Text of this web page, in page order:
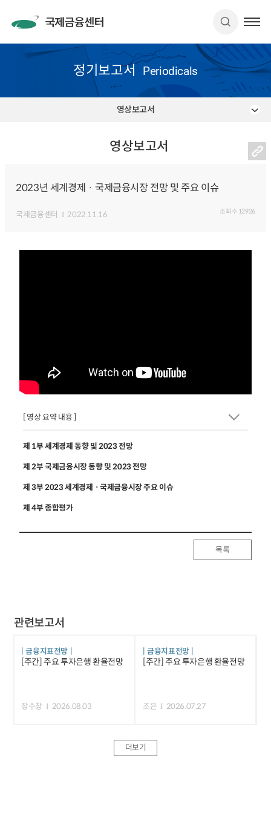
정기보고서 Periodicals
영상보고서
영상보고서
2023년 세계경제 · 국제금융시장 전망 및 주요 이슈
국제금융센터 2022.11.16 조회수 12926
[ 영상 요약 내용 ]
제 1부 세계경제 동향 및 2023 전망
제 2부 국제금융시장 동향 및 2023 전망
제 3부 2023 세계경제ㆍ국제금융시장 주요 이슈
제 4부 종합평가
목록
관련보고서
금융지표전망
[주간] 주요 투자은행 환율전망
장수창 2026.08.03
금융지표전망
[주간] 주요 투자은행 환율전망
조은 2026.07.27
더보기